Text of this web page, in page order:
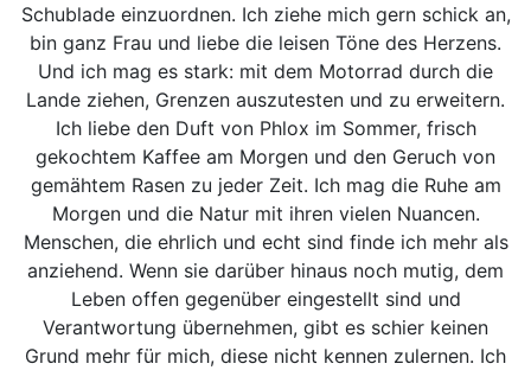
Schublade einzuordnen. Ich ziehe mich gern schick an,
bin ganz Frau und liebe die leisen Töne des Herzens.
Und ich mag es stark: mit dem Motorrad durch die
Lande ziehen, Grenzen auszutesten und zu erweitern.
Ich liebe den Duft von Phlox im Sommer, frisch
gekochtem Kaffee am Morgen und den Geruch von
gemähtem Rasen zu jeder Zeit. Ich mag die Ruhe am
Morgen und die Natur mit ihren vielen Nuancen.
Menschen, die ehrlich und echt sind finde ich mehr als
anziehend. Wenn sie darüber hinaus noch mutig, dem
Leben offen gegenüber eingestellt sind und
Verantwortung übernehmen, gibt es schier keinen
Grund mehr für mich, diese nicht kennen zulernen. Ich